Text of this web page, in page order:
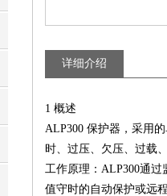
详细介绍
1 概述
ALP300 保护器，采用
时、过压、欠压、过载
工作原理：ALP300通
值守时的自动保护或远